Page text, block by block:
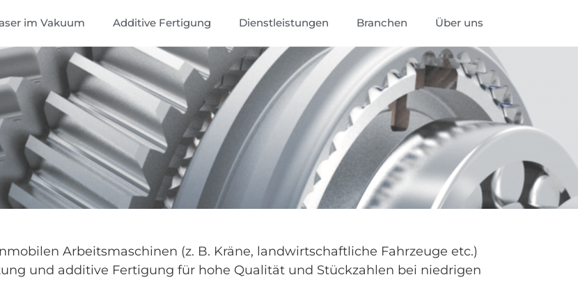
im Vakuum Additive Fertigung Dienstleistungen Branchen Über uns
Arbeitsmaschinen (z. B. Kräne, landwirtschaftliche Fahrzeuge etc.)
und additive Fertigung für hohe Qualität und Stückzahlen bei niedrigen